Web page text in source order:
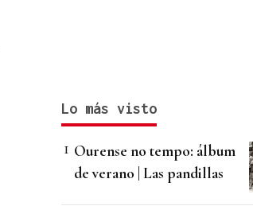
Lo más visto
Ourense no tempo: álbum
de verano | Las pandillas